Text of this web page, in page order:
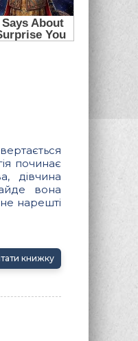
починає
дівчина
вона
нарешті
книжку